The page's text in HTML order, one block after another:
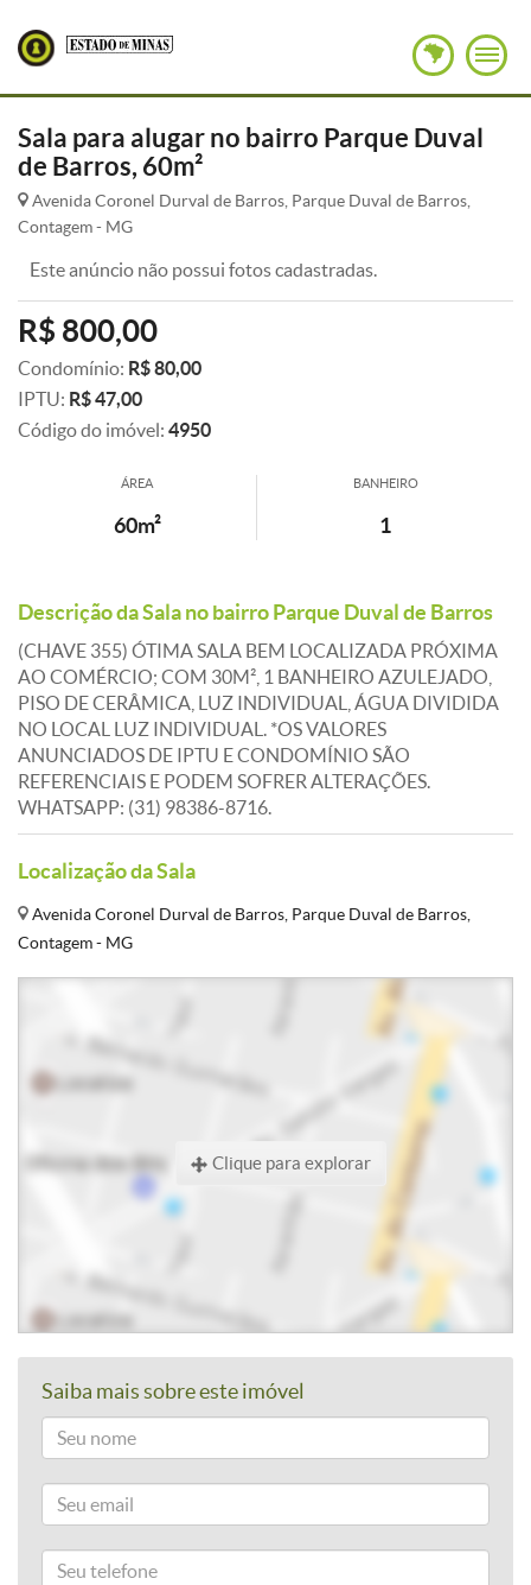
Sala para alugar no bairro Parque Duval
de Barros, 60m²
Avenida Coronel Durval de Barros, Parque Duval de Barros,
Contagem - MG
Este anúncio não possui fotos cadastradas.
R$ 800,00
Condomínio: R$ 80,00
IPTU: R$ 47,00
Código do imóvel: 4950
ÁREA
60m²
BANHEIRO
1
Descrição da Sala no bairro Parque Duval de Barros
(CHAVE 355) ÓTIMA SALA BEM LOCALIZADA PRÓXIMA
AO COMÉRCIO; COM 30M², 1 BANHEIRO AZULEJADO,
PISO DE CERÂMICA, LUZ INDIVIDUAL, ÁGUA DIVIDIDA
NO LOCAL LUZ INDIVIDUAL. *OS VALORES
ANUNCIADOS DE IPTU E CONDOMÍNIO SÃO
REFERENCIAIS E PODEM SOFRER ALTERAÇÕES.
WHATSAPP: (31) 98386-8716.
Localização da Sala
Avenida Coronel Durval de Barros, Parque Duval de Barros,
Contagem - MG
Clique para explorar
Saiba mais sobre este imóvel